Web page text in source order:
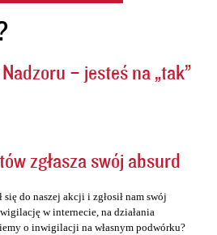
– jesteś na „tak”
zgłasza swój absurd
do naszej akcji i zgłosił nam swój
w internecie, na działania
o inwigilacji na własnym podwórku?